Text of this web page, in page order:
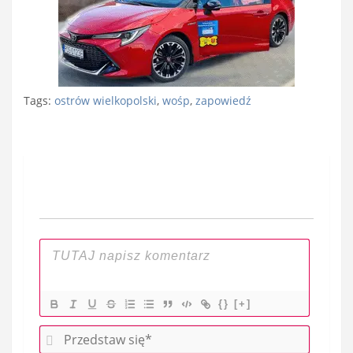
Tags: ostrów wielkopolski, wośp, zapowiedź
{} [+]
P